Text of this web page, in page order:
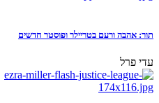
תור: אהבה ורעם בטריילר ופוסטר חדשים
עדי פרל